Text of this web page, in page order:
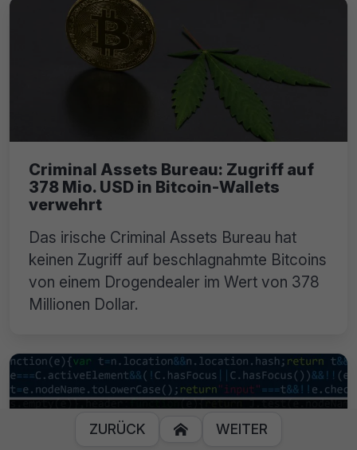
Criminal Assets Bureau: Zugriff auf
378 Mio. USD in Bitcoin-Wallets
verwehrt
Das irische Criminal Assets Bureau hat
keinen Zugriff auf beschlagnahmte Bitcoins
von einem Drogendealer im Wert von 378
Millionen Dollar.
ZURÜCK  WEITER